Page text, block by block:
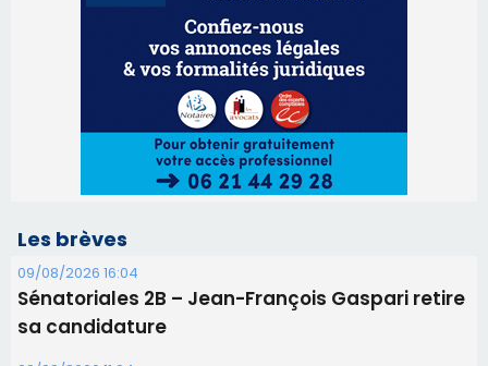
Sénatoriales 2B – Jean-François Gaspari retire
sa candidature
Festa di l’Associi Curtinesi le 13 septembre
11 août
06/08/2026 15:25
Corte – L’association A Nuciola organise une
projection sous les étoiles